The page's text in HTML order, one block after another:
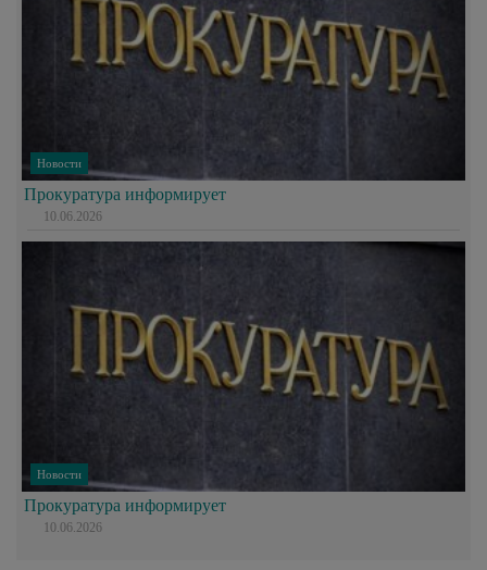
Новости
Прокуратура информирует
10.06.2026
Новости
Прокуратура информирует
10.06.2026